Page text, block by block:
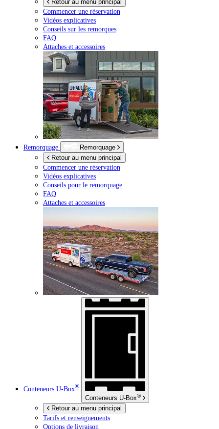
Retour au menu principal
Commencer une réservation
Vidéos explicatives
Conseils sur les remorques
FAQ
Attaches et accessoires
Remorquage
Remorquage
Retour au menu principal
Commencer une réservation
Vidéos explicatives
Conseils pour le remorquage
FAQ
Attaches et accessoires
Conteneurs U-Box®
Conteneurs U-Box®
Retour au menu principal
Tarifs et renseignements
Options de livraison